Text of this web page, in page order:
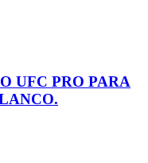
UFC PRO PARA